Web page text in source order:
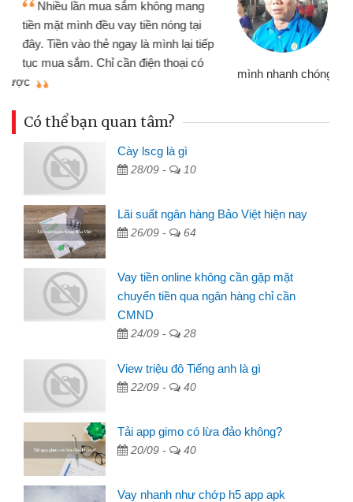
nhiều lúc cần vốn nhập hàng, nhờ biết
đến website qua bạn bè giới thiệu tôi
đã giải quyết được công việc của
Có thể bạn quan tâm?
Cày lscg là gì
28/09 - 10
Lãi suất ngân hàng Bảo Việt hiện nay
26/09 - 64
Vay tiền online không cần gặp mặt
chuyển tiền qua ngân hàng chỉ cần
CMND
24/09 - 28
View triệu đô Tiếng anh là gì
22/09 - 40
Tải app gimo có lừa đảo không?
20/09 - 40
Vay nhanh như chớp h5 app apk